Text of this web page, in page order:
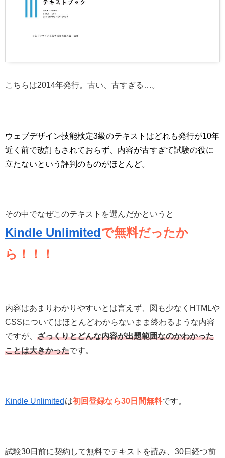
こちらは2014年発行。古い、古すぎる…。
ウェブデザイン技能検定3級のテキストはどれも発行が10年
近く前で改訂もされておらず、内容が古すぎて試験の役に
立たないという評判のものがほとんど。
その中でなぜこのテキストを選んだかというと
Kindle Unlimitedで無料だったか
ら！！！
内容はあまりわかりやすいとは言えず、図も少なくHTMLや
CSSについてはほとんどわからないまま終わるような内容
ですが、 ざっくりとどんな内容が出題範囲なのかわかった
ことは大きかったです。
Kindle Unlimited は初回登録なら30日間無料です。
試験30日前に契約して無料でテキストを読み、30日経つ前